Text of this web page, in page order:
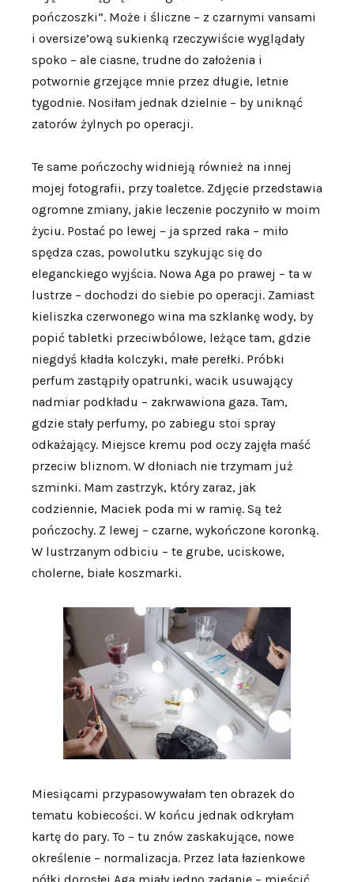
pończoszki”. Może i śliczne – z czarnymi vansami
i oversize’ową sukienką rzeczywiście wyglądały
spoko – ale ciasne, trudne do założenia i
potwornie grzejące mnie przez długie, letnie
tygodnie. Nosiłam jednak dzielnie – by uniknąć
zatorów żylnych po operacji.
Te same pończochy widnieją również na innej
mojej fotografii, przy toaletce. Zdjęcie przedstawia
ogromne zmiany, jakie leczenie poczyniło w moim
życiu. Postać po lewej – ja sprzed raka – miło
spędza czas, powolutku szykując się do
eleganckiego wyjścia. Nowa Aga po prawej – ta w
lustrze – dochodzi do siebie po operacji. Zamiast
kieliszka czerwonego wina ma szklankę wody, by
popić tabletki przeciwbólowe, leżące tam, gdzie
niegdyś kładła kolczyki, małe perełki. Próbki
perfum zastąpiły opatrunki, wacik usuwający
nadmiar podkładu – zakrwawiona gaza. Tam,
gdzie stały perfumy, po zabiegu stoi spray
odkażający. Miejsce kremu pod oczy zajęła maść
przeciw bliznom. W dłoniach nie trzymam już
szminki. Mam zastrzyk, który zaraz, jak
codziennie, Maciek poda mi w ramię. Są też
pończochy. Z lewej – czarne, wykończone koronką.
W lustrzanym odbiciu – te grube, uciskowe,
cholerne, białe koszmarki.
Miesiącami przypasowywałam ten obrazek do
tematu kobiecości. W końcu jednak odkryłam
kartę do pary. To – tu znów zaskakujące, nowe
określenie – normalizacja. Przez lata łazienkowe